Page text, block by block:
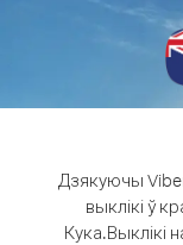
Дзякуючы
выклікі ў
Кука.Выклікі